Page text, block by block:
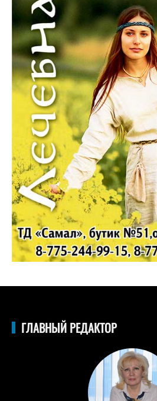
ГЛАВНЫЙ РЕДАКТОР